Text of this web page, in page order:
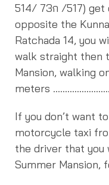
514/ 73ก /517) get
opposite the
Ratchada 14, you
walk straight then
Mansion, walking
meters
If you don’t want
motorcycle taxi
the driver that
Summer Mansion,